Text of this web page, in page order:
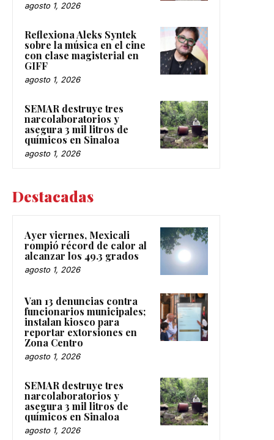
agosto 1, 2026
Reflexiona Aleks Syntek
sobre la música en el cine
con clase magisterial en
GIFF
agosto 1, 2026
SEMAR destruye tres
narcolaboratorios y
asegura 3 mil litros de
químicos en Sinaloa
agosto 1, 2026
Destacadas
Ayer viernes, Mexicali
rompió récord de calor al
alcanzar los 49.3 grados
agosto 1, 2026
Van 13 denuncias contra
funcionarios municipales;
instalan kiosco para
reportar extorsiones en
Zona Centro
agosto 1, 2026
SEMAR destruye tres
narcolaboratorios y
asegura 3 mil litros de
químicos en Sinaloa
agosto 1, 2026